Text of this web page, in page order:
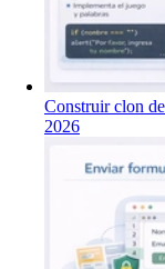
Construir clon
2026